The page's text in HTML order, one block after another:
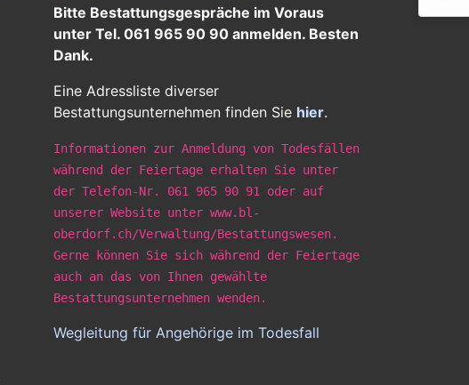
Bitte Bestattungsgespräche im Voraus
unter Tel. 061 965 90 90 anmelden. Besten
Dank.
Eine Adressliste diverser
Bestattungsunternehmen finden Sie hier.
Informationen zur Anmeldung von Todesfällen
während der Feiertage erhalten Sie unter
der Telefon-Nr. 061 965 90 91 oder auf
unserer Website unter www.bl-
oberdorf.ch/Verwaltung/Bestattungswesen.
Gerne können Sie sich während der Feiertage
auch an das von Ihnen gewählte
Bestattungsunternehmen wenden.
Wegleitung für Angehörige im Todesfall